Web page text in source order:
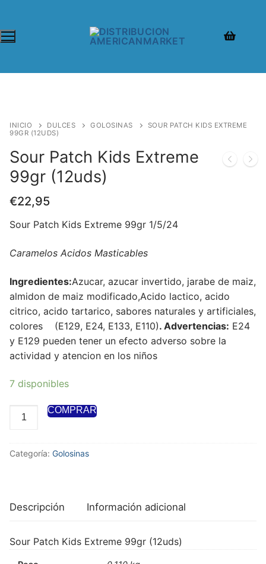
INICIO DULCES GOLOSINAS
SOUR PATCH KIDS EXTREME
99GR (12UDS)
Sour Patch Kids Extreme
99gr (12uds)
€22,95
Sour Patch Kids Extreme 99gr 1/5/24
Caramelos Acidos Masticables
Ingredientes:Azucar, azucar invertido, jarabe de maiz,
almidon de maiz modificado,Acido lactico, acido
citrico, acido tartarico, sabores naturales y artificiales,
colores (E129, E24, E133, E110). Advertencias: E24
y E129 pueden tener un efecto adverso sobre la
actividad y atencion en los niños
7 disponibles
COMPRAR
Categoría: Golosinas
Descripción Información adicional
Sour Patch Kids Extreme 99gr (12uds)